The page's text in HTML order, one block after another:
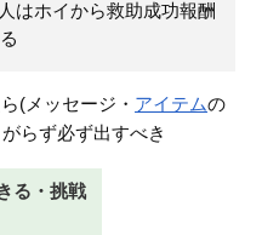
はホイから救助成功報酬
(メッセージ・ アイテムの
らず必ず出すべき
る・挑戦